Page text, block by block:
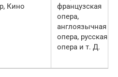
Кино
французская
опера,
англоязычная
опера, русская
опера и т. Д.